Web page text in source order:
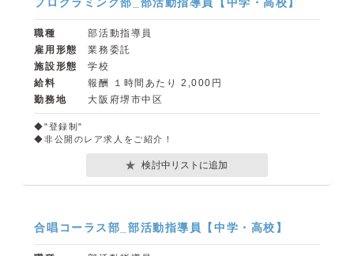
職種
部活動指導員
雇用形態
業務委託
施設形態
学校
給料
報酬 １時間あたり 2,000円
勤務地
大阪府堺市中区
◆"登録制"
◆非公開のレア求人をご紹介！
検討中リストに追加
合唱コーラス部_部活動指導員【中学・高校】